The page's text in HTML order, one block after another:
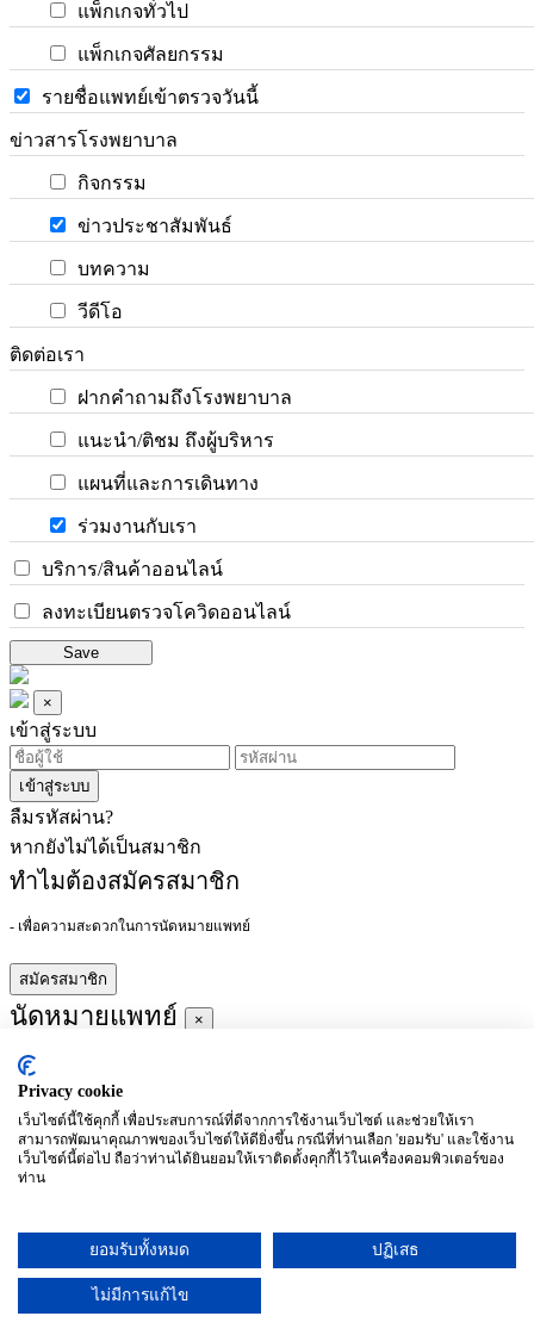
แพ็กเกจทั่วไป
แพ็กเกจศัลยกรรม
รายชื่อแพทย์เข้าตรวจวันนี้
ข่าวสารโรงพยาบาล
กิจกรรม
ข่าวประชาสัมพันธ์
บทความ
วีดีโอ
ติดต่อเรา
ฝากคำถามถึงโรงพยาบาล
แนะนำ/ติชม ถึงผู้บริหาร
แผนที่และการเดินทาง
ร่วมงานกับเรา
บริการ/สินค้าออนไลน์
ลงทะเบียนตรวจโควิดออนไลน์
Save
×
เข้าสู่ระบบ
เข้าสู่ระบบ
ลืมรหัสผ่าน?
หากยังไม่ได้เป็นสมาชิก
ทำไมต้องสมัครสมาชิก
- เพื่อความสะดวกในการนัดหมายแพทย์
สมัครสมาชิก
นัดหมายแพทย์ ×
ผู้ชำนาญการ
ประจำ :
อาทิตย์
จันทร์
(27/09)
อังคาร
(28/09)
พุธ
พฤหัสบดี
ศุกร์
เสาร์
Privacy cookie
เว็บไซต์นี้ใช้คุกกี้ เพื่อประสบการณ์ที่ดีจากการใช้งานเว็บไซต์ และช่วยให้เรา
สามารถพัฒนาคุณภาพของเว็บไซต์ให้ดียิ่งขึ้น กรณีที่ท่านเลือก 'ยอมรับ' และใช้งาน
เว็บไซต์นี้ต่อไป ถือว่าท่านได้ยินยอมให้เราติดตั้งคุกกี้ไว้ในเครื่องคอมพิวเตอร์ของ
ท่าน
ยอมรับทั้งหมด ปฏิเสธ
ไม่มีการแก้ไข